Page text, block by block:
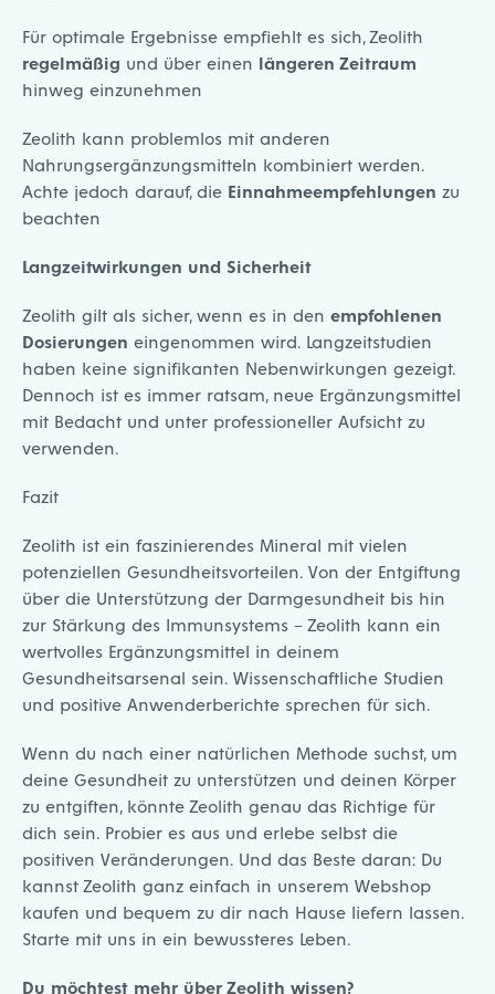
Für optimale Ergebnisse empfiehlt es sich, Zeolith
regelmäßig und über einen längeren Zeitraum
hinweg einzunehmen
Zeolith kann problemlos mit anderen
Nahrungsergänzungsmitteln kombiniert werden.
Achte jedoch darauf, die Einnahmeempfehlungen zu
beachten
Langzeitwirkungen und Sicherheit
Zeolith gilt als sicher, wenn es in den empfohlenen
Dosierungen eingenommen wird. Langzeitstudien
haben keine signifikanten Nebenwirkungen gezeigt.
Dennoch ist es immer ratsam, neue Ergänzungsmittel
mit Bedacht und unter professioneller Aufsicht zu
verwenden.
Fazit
Zeolith ist ein faszinierendes Mineral mit vielen
potenziellen Gesundheitsvorteilen. Von der Entgiftung
über die Unterstützung der Darmgesundheit bis hin
zur Stärkung des Immunsystems – Zeolith kann ein
wertvolles Ergänzungsmittel in deinem
Gesundheitsarsenal sein. Wissenschaftliche Studien
und positive Anwenderberichte sprechen für sich.
Wenn du nach einer natürlichen Methode suchst, um
deine Gesundheit zu unterstützen und deinen Körper
zu entgiften, könnte Zeolith genau das Richtige für
dich sein. Probier es aus und erlebe selbst die
positiven Veränderungen. Und das Beste daran: Du
kannst Zeolith ganz einfach in unserem Webshop
kaufen und bequem zu dir nach Hause liefern lassen.
Starte mit uns in ein bewussteres Leben.
Du möchtest mehr über Zeolith wissen?